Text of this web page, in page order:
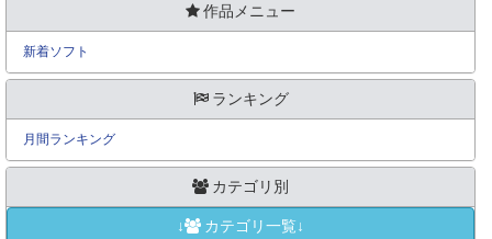
作品メニュー
新着ソフト
ランキング
月間ランキング
カテゴリ別
↓ カテゴリ一覧↓